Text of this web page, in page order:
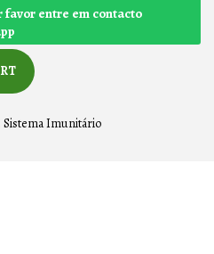
favor entre em contacto
Sistema Imunitário